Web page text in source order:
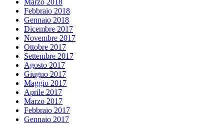
Marzo 2018
Febbraio 2018
Gennaio 2018
Dicembre 2017
Novembre 2017
Ottobre 2017
Settembre 2017
Agosto 2017
Giugno 2017
Maggio 2017
Aprile 2017
Marzo 2017
Febbraio 2017
Gennaio 2017